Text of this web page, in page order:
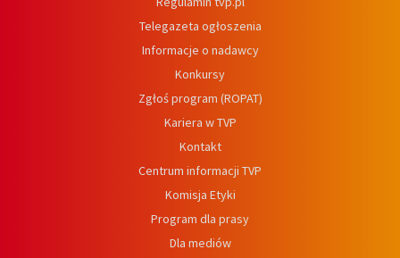
Telegazeta ogłoszenia
Informacje o nadawcy
Konkursy
Zgłoś program (ROPAT)
Kariera w TVP
Kontakt
Centrum informacji TVP
Komisja Etyki
Program dla prasy
Dla mediów